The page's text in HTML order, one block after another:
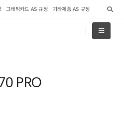
그래픽카드 AS 규정 기타제품 AS 규정
PRO